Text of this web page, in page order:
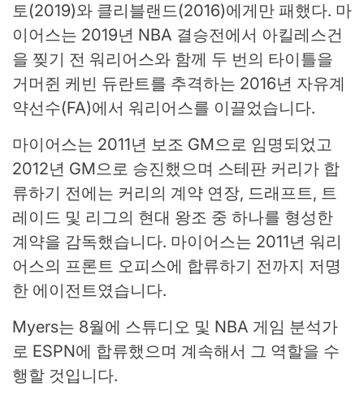
토(2019)와 클리블랜드(2016)에게만 패했다. 마
이어스는 2019년 NBA 결승전에서 아킬레스건
을 찢기 전 워리어스와 함께 두 번의 타이틀을
거머쥔 케빈 듀란트를 추격하는 2016년 자유계
약선수(FA)에서 워리어스를 이끌었습니다.
마이어스는 2011년 보조 GM으로 임명되었고
2012년 GM으로 승진했으며 스테판 커리가 합
류하기 전에는 커리의 계약 연장, 드래프트, 트
레이드 및 리그의 현대 왕조 중 하나를 형성한
계약을 감독했습니다. 마이어스는 2011년 워리
어스의 프론트 오피스에 합류하기 전까지 저명
한 에이전트였습니다.
Myers는 8월에 스튜디오 및 NBA 게임 분석가
로 ESPN에 합류했으며 계속해서 그 역할을 수
행할 것입니다.